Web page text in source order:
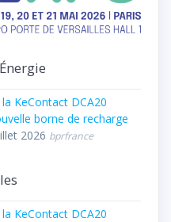
KeContact DCA20
borne de recharge
2026 bprfrance
KeContact DCA20